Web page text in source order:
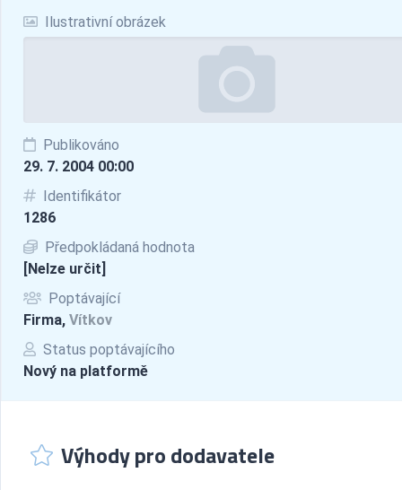
Ilustrativní obrázek
Publikováno
29. 7. 2004 00:00
Identifikátor
1286
Předpokládaná hodnota
[Nelze určit]
Poptávající
Firma, Vítkov
Status poptávajícího
Nový na platformě
Výhody pro dodavatele